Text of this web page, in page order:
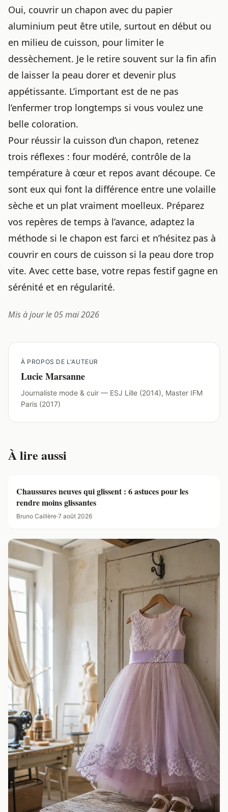
Oui, couvrir un chapon avec du papier
aluminium peut être utile, surtout en début ou
en milieu de cuisson, pour limiter le
dessèchement. Je le retire souvent sur la fin afin
de laisser la peau dorer et devenir plus
appétissante. L’important est de ne pas
l’enfermer trop longtemps si vous voulez une
belle coloration.
Pour réussir la cuisson d’un chapon, retenez
trois réflexes : four modéré, contrôle de la
température à cœur et repos avant découpe. Ce
sont eux qui font la différence entre une volaille
sèche et un plat vraiment moelleux. Préparez
vos repères de temps à l’avance, adaptez la
méthode si le chapon est farci et n’hésitez pas à
couvrir en cours de cuisson si la peau dore trop
vite. Avec cette base, votre repas festif gagne en
sérénité et en régularité.
Mis à jour le 05 mai 2026
À PROPOS DE L'AUTEUR
Lucie Marsanne
Journaliste mode & cuir — ESJ Lille (2014), Master IFM
Paris (2017)
À lire aussi
Chaussures neuves qui glissent : 6 astuces pour les
rendre moins glissantes
Bruno Caillère·7 août 2026